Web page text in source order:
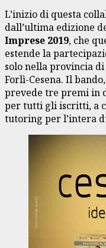
L’inizio di questa
dall’ultima edizione
Imprese 2019, che
estende la
solo nella provincia
Forlì-Cesena. Il bando,
prevede tre premi in
per tutti gli iscritti, a
tutoring per l’intera